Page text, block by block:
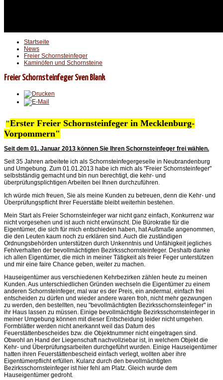
Startseite
News
Freier Schornsteinfeger
Kaminöfen und Schornsteine
Freier Schornsteinfeger Sven Blank
"Erster Freier Schornsteinfeger in Mecklenburg-
Vorpommern"
Seit dem 01. Januar 2013 können Sie Ihren Schornsteinfeger frei wählen.
Seit 35 Jahren arbeitete ich als Schornsteinfegergeselle in Neubrandenburg
und Umgebung. Zum 01.01.2013 habe ich mich als "Freier Schornsteinfeger"
selbstständig gemacht und bin nun berechtigt, die kehr- und
überprüfungsplichtigen Arbeiten bei Ihnen durchzuführen.
Ich würde mich freuen, Sie als meine Kunden zu betreuen, denn die Kehr- und
Überprüfungspflicht Ihrer Feuerstätte bleibt weiterhin bestehen.
Mein Start als Freier Schornsteinfeger war nicht ganz einfach, Konkurrenz war
nicht vorgesehen und ist auch nicht erwünscht. Die Bürokratie für die
Eigentümer, die sich für mich entschieden haben, hat Außmaße angenommen,
die den Leuten kaum noch zu erklären sind. Auch die zuständigen
Ordnungsbehörden unterstützen durch Unkenntnis und Unfähigkeit jegliches
Fehlverhalten der bevollmächtigten Bezirksschornsteinfeger. Deshalb danke
ich allen Eigentümer, die mich in meiner Tätigkeit als freier Feger unterstützen
und mir eine faire Chance geben, weiter zu machen.
Hauseigentümer aus verschiedenen Kehrbezirken zählen heute zu meinen
Kunden. Aus unterschiedlichen Gründen wechseln die Eigentümer zu einem
anderen Schornsteinfeger, mal war es der Preis, ein andermal, einfach frei
entscheiden zu dürfen und wieder andere waren froh, nicht mehr gezwungen
zu werden, den bestellten, neu "bevollmächtigten Bezirksschornsteinfeger" in
ihr Haus lassen zu müssen. Einige bevollmächtigte Bezirksschornsteinfeger in
meiner Umgebung können mit dieser Entscheidung leider nicht umgehen.
Formblätter werden nicht anerkannt weil das Datum des
Feuerstättenbescheides bzw. die Objektnummer nicht eingetragen sind.
Obwohl an Hand der Liegenschaft nachvollziebar ist, in welchem Objekt die
Kehr- und Überprüfungsarbeiten durchgeführt wurden. Einige Hauseigentümer
hatten ihren Feuerstättenbescheid einfach verlegt, wollten aber ihre
Eigentümerpflicht erfüllen. Kulanz durch den bevollmächtigten
Bezirksschornsteinfeger ist hier fehl am Platz. Gleich wurde dem
Hauseigentümer gedroht.